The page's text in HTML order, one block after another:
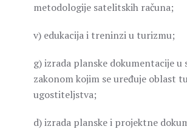
metodologije satelitskih računa;
v) edukacija i treninzi u turizmu;
g) izrada planske dokumentacije u
zakonom kojim se uređuje oblast
ugostiteljstva;
d) izrada planske i projektne